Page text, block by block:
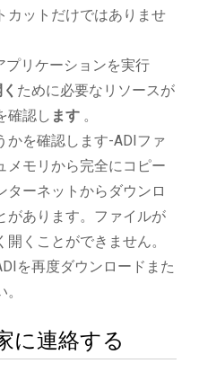
カットだけではありませ
プリケーションを実行
ために必要なリソースが
確認し ます 。
かを確認します-ADIファ
メモリから完全にコピー
ターネットからダウンロ
があります。ファイルが
くことができません。
を再度ダウンロードまた
に連絡する